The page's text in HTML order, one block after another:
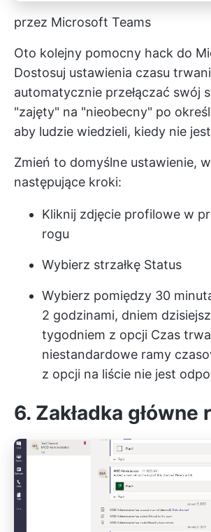
przez Microsoft Teams
Oto kolejny pomocny hack do
Dostosuj ustawienia czasu
automatycznie przełączać swój
"zajęty" na "nieobecny" po
aby ludzie wiedzieli, kiedy nie
Zmień to domyślne ustawienie,
następujące kroki:
Kliknij zdjęcie profilowe w
rogu
Wybierz strzałkę Status
Wybierz pomiędzy 30
2 godzinami, dniem
tygodniem z opcji Czas
niestandardowe ramy
z opcji na liście nie jest
6. Zakładka główne